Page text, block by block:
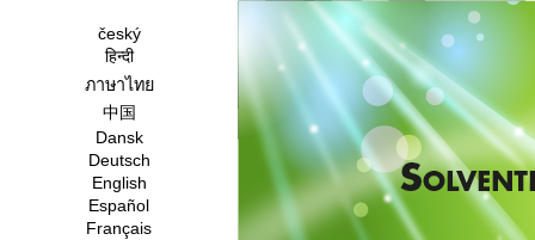
český
हिन्दी
ภาษาไทย
中国
Dansk
Deutsch
English
Español
Français